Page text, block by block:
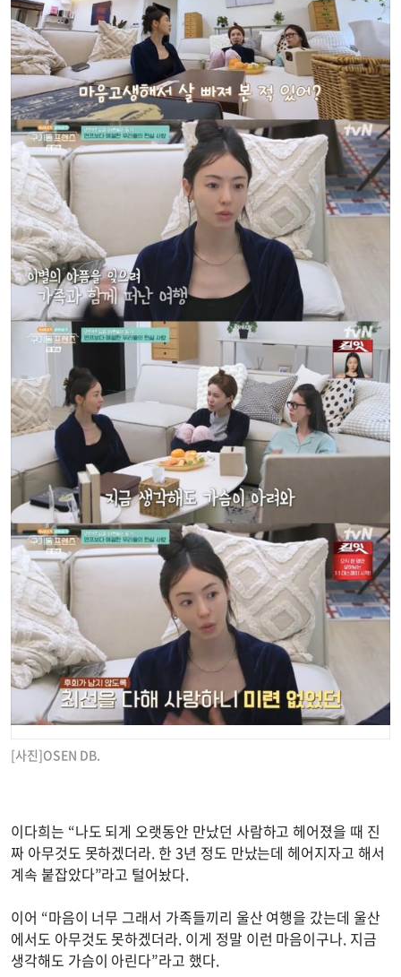
[사진]OSEN DB.
이다희는 “나도 되게 오랫동안 만났던 사람하고 헤어졌을 때 진
짜 아무것도 못하겠더라. 한 3년 정도 만났는데 헤어지자고 해서
계속 붙잡았다”라고 털어놨다.
이어 “마음이 너무 그래서 가족들끼리 울산 여행을 갔는데 울산
에서도 아무것도 못하겠더라. 이게 정말 이런 마음이구나. 지금
생각해도 가슴이 아린다”라고 했다.